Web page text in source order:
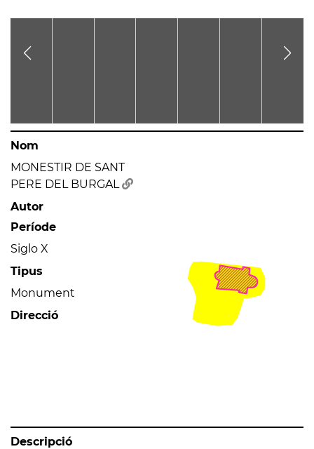
Nom
MONESTIR DE SANT
PERE DEL BURGAL
Autor
Període
Siglo X
Tipus
Monument
Direcció
Descripció